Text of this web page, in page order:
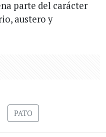
parte del carácter
austero y
PATO